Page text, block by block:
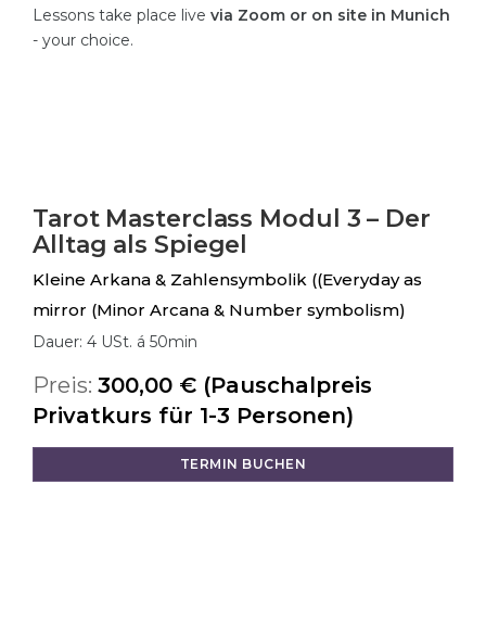
Lessons take place live via Zoom or on site in Munich
- your choice.
Tarot Masterclass Modul 3 – Der
Alltag als Spiegel
Kleine Arkana & Zahlensymbolik ((Everyday as
mirror (Minor Arcana & Number symbolism)
Dauer: 4 USt. á 50min
Preis: 300,00 € (Pauschalpreis
Privatkurs für 1-3 Personen)
TERMIN BUCHEN